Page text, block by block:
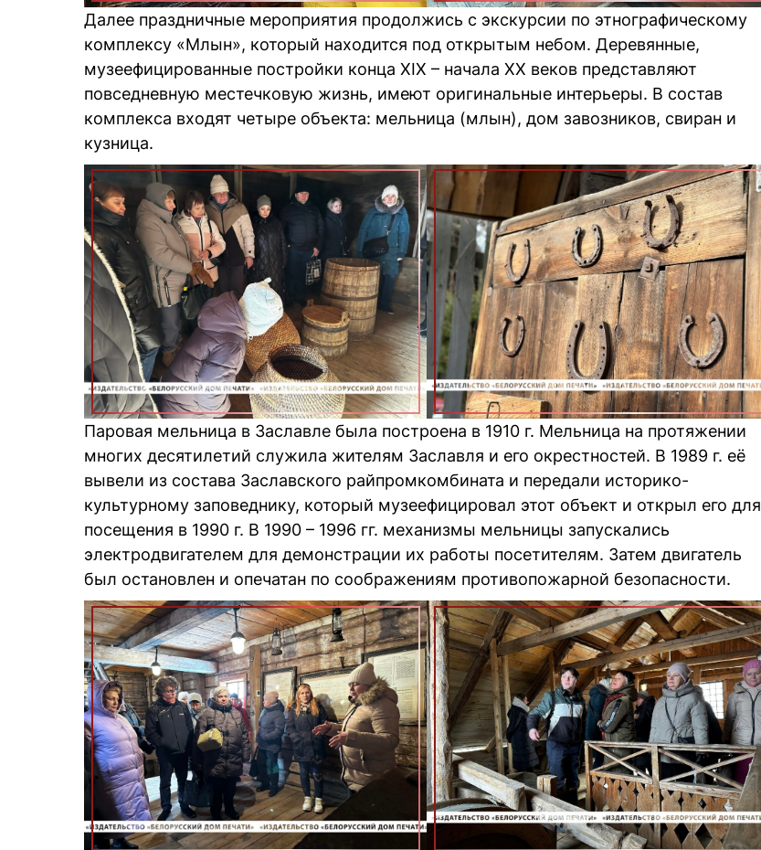
Далее праздничные мероприятия продолжись с экскурсии по этнографическому
комплексу «Млын», который находится под открытым небом. Деревянные,
музеефицированные постройки конца XIX – начала XX веков представляют
повседневную местечковую жизнь, имеют оригинальные интерьеры. В состав
комплекса входят четыре объекта: мельница (млын), дом завозников, свиран и
кузница.
Паровая мельница в Заславле была построена в 1910 г. Мельница на протяжении
многих десятилетий служила жителям Заславля и его окрестностей. В 1989 г. её
вывели из состава Заславского райпромкомбината и передали историко-
культурному заповеднику, который музеефицировал этот объект и открыл его для
посещения в 1990 г. В 1990 – 1996 гг. механизмы мельницы запускались
электродвигателем для демонстрации их работы посетителям. Затем двигатель
был остановлен и опечатан по соображениям противопожарной безопасности.